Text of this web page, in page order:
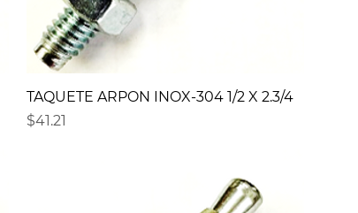
TAQUETE ARPON INOX-304 1/2 X 2.3/4
Precio
$41.21